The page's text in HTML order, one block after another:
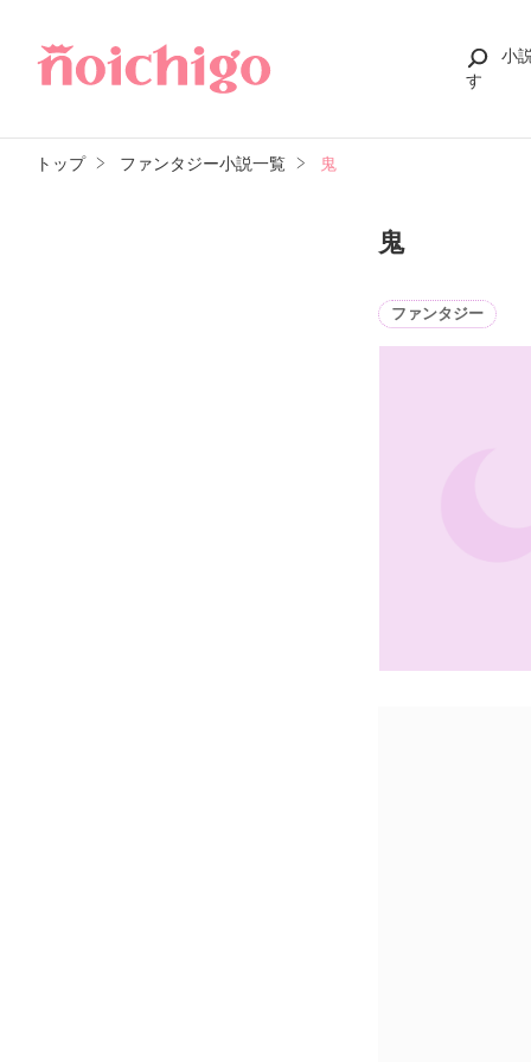
小
す
トップ ファンタジー小説一覧 鬼
鬼
ファンタジー